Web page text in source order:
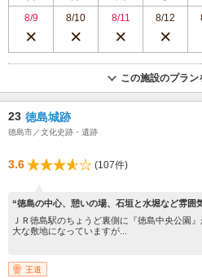
8/9
8/10 8/11 8/12
この施設のプラン
23 徳島城跡
徳島市／文化史跡・遺跡
3.6 (107件)
“徳島の中心、憩いの場、石垣と水堀など雰囲
ＪＲ徳島駅のちょうど裏側に『徳島中央公園
大な敷地になっていますが...
王道